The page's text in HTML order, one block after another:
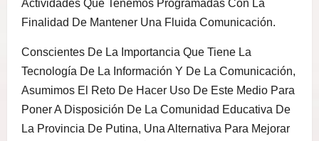
Actividades Que Tenemos Programadas Con La
Finalidad De Mantener Una Fluida Comunicación.
Conscientes De La Importancia Que Tiene La
Tecnología De La Información Y De La Comunicación,
Asumimos El Reto De Hacer Uso De Este Medio Para
Poner A Disposición De La Comunidad Educativa De
La Provincia De Putina, Una Alternativa Para Mejorar